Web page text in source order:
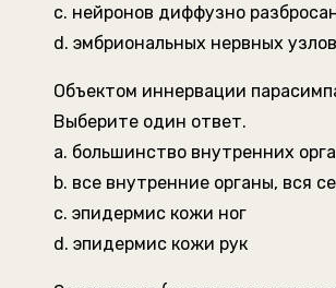
c. нейронов диффузно
d. эмбриональных нервных узлов
Объектом иннервации
Выберите один ответ.
a. большинство внутренних
b. все внутренние органы, вся
c. эпидермис кожи ног
d. эпидермис кожи рук